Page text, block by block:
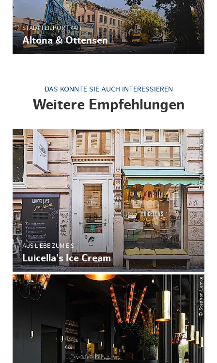
STADTTEILPORTRAIT
Altona & Ottensen
DAS KÖNNTE SIE AUCH INTERESSIEREN
Weitere Empfehlungen
© ThisIsJulia Photography
AUS LIEBE ZUM EIS
Luicella's Ice Cream
© Stephan Lemke